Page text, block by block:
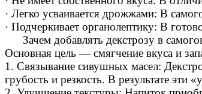
· Легко усваивается дрожжами: В
· Подчеркивает органолептику: В
Зачем добавлять декстрозу в
Основная цель — смягчение вкуса и
1. Связывание сивушных масел:
грубость и резкость. В результате эти